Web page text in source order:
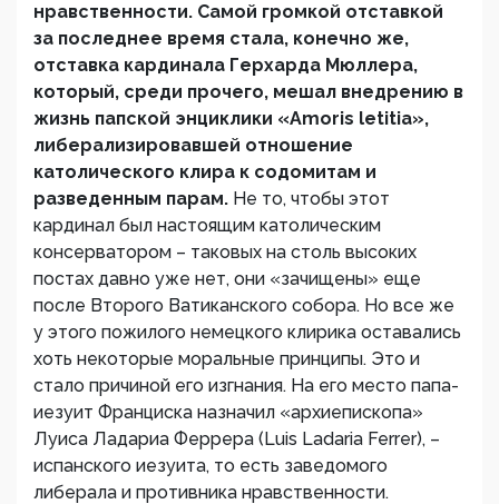
нравственности. Самой громкой отставкой
за последнее время стала, конечно же,
отставка кардинала Герхарда Мюллера,
который, среди прочего, мешал внедрению в
жизнь папской энциклики «Amoris letitia»,
либерализировавшей отношение
католического клира к содомитам и
разведенным парам. Не то, чтобы этот
кардинал был настоящим католическим
консерватором – таковых на столь высоких
постах давно уже нет, они «зачищены» еще
после Второго Ватиканского собора. Но все же
у этого пожилого немецкого клирика оставались
хоть некоторые моральные принципы. Это и
стало причиной его изгнания. На его место папа-
иезуит Франциска назначил «архиепископа»
Луиса Ладариа Феррера (Luis Ladaria Ferrer), –
испанского иезуита, то есть заведомого
либерала и противника нравственности.